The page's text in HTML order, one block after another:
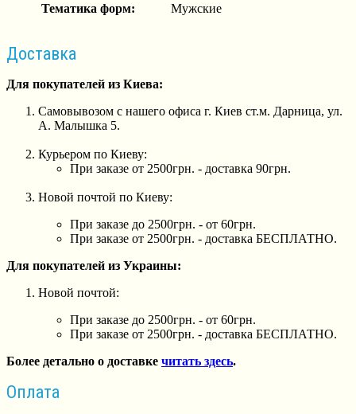
Тематика форм: Мужские
Доставка
Для покупателей из Киева:
Самовывозом с нашего офиса г. Киев ст.м. Дарница, ул.
А. Малышка 5.
Курьером по Киеву:
При заказе от 2500грн. - доставка 90грн.
Новой почтой по Киеву:
При заказе до 2500грн. - от 60грн.
При заказе от 2500грн. - доставка БЕСПЛАТНО.
Для покупателей из Украины:
Новой почтой:
При заказе до 2500грн. - от 60грн.
При заказе от 2500грн. - доставка БЕСПЛАТНО.
Более детально о доставке читать здесь.
Оплата